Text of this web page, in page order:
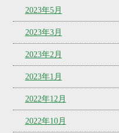
2023年5月
2023年3月
2023年2月
2023年1月
2022年12月
2022年10月